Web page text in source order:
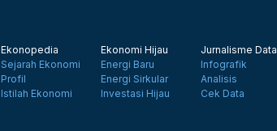
Ekonopedia
Sejarah Ekonomi
Profil
Istilah Ekonomi
Ekonomi Hijau
Energi Baru
Energi Sirkular
Investasi Hijau
Jurnalisme Data
Infografik
Analisis
Cek Data